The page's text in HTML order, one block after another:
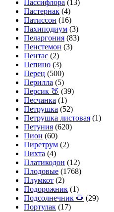
Пассифлора (13)
Пастернак (4)
Патиссон (16)
Пахиподиум (3)
Пеларгония (83)
Пенстемон (3)
Пентас (2)
Пепино (3)
Перец (500)
Перилла (5)
Персик 🍑 (39)
Песчанка (1)
Петрушка (52)
Петрушка листовая (1)
Петуния (620)
Пион (60)
Пиретрум (2)
Пихта (4)
Платикодон (12)
Плодовые (1768)
Плумкот (2)
Подорожник (1)
Подсолнечник 🌻 (29)
Портулак (17)